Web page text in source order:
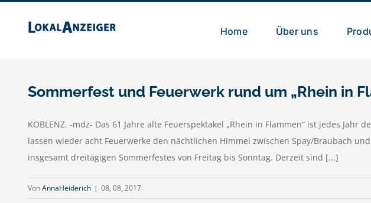
Home Über uns
Sommerfest und Feuerwerk rund um „Rhein in
KOBLENZ. -mdz- Das 61 Jahre alte Feuerspektakel „Rhein in Flammen“ ist jedes
lassen wieder acht Feuerwerke den nächtlichen Himmel zwischen Spay/Braubach
insgesamt dreitägigen Sommerfestes von Freitag bis Sonntag. Derzeit sind [...]
VonAnnaHeiderich | 08, 08, 2017